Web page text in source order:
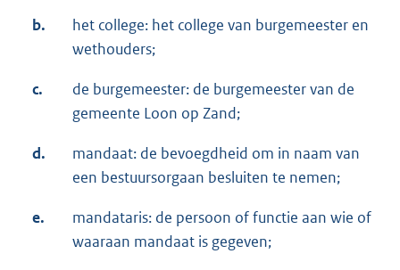
b.
het college: het college van burgemeester en
wethouders;
c.
de burgemeester: de burgemeester van de
gemeente Loon op Zand;
d.
mandaat: de bevoegdheid om in naam van
een bestuursorgaan besluiten te nemen;
e.
mandataris: de persoon of functie aan wie of
waaraan mandaat is gegeven;